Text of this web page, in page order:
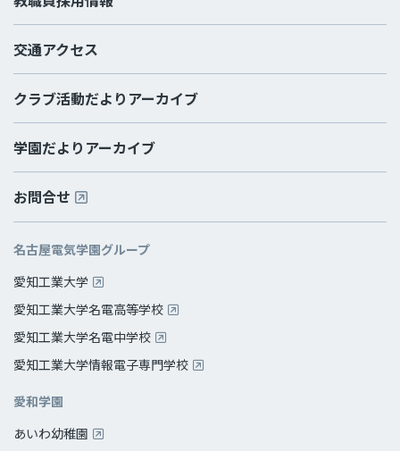
交通アクセス
クラブ活動だよりアーカイブ
学園だよりアーカイブ
お問合せ
名古屋電気学園グループ
愛知工業大学
愛知工業大学名電高等学校
愛知工業大学名電中学校
愛知工業大学情報電子専門学校
愛和学園
あいわ幼稚園